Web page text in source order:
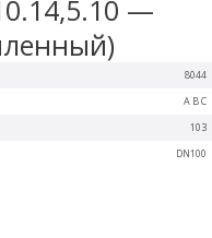
8044
DN100
103
A B C
—